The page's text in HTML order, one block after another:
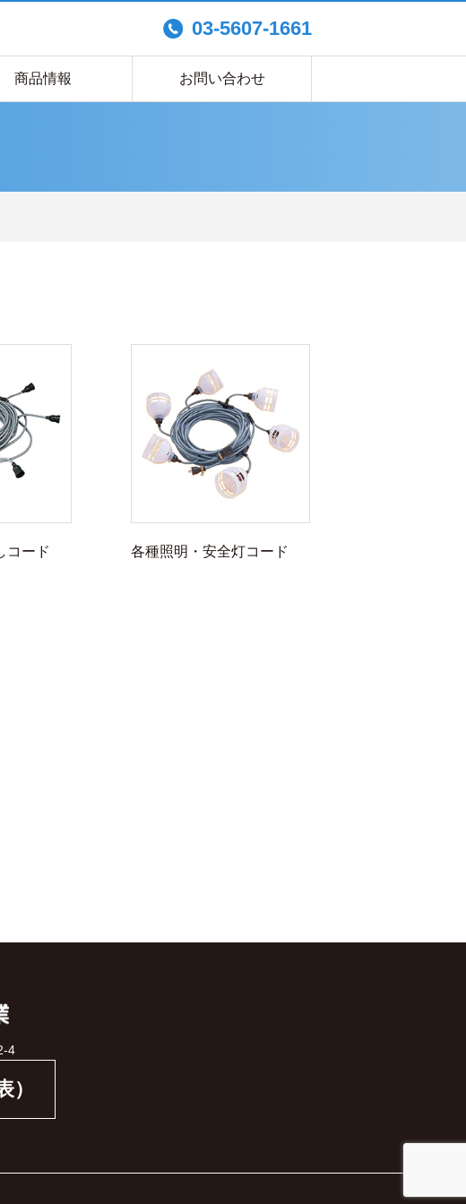
03-5607-1661
商品情報 お問い合わせ
コード 各種照明・安全灯コード
4
）